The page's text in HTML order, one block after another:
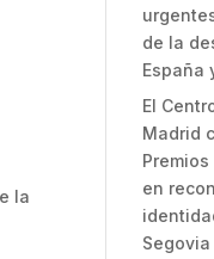
la
de la
España
El
Madrid
en
Segovia